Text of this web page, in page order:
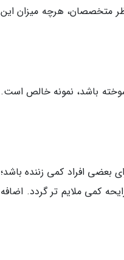
متخصصان، هرچه میزان این
باشد، نمونه خالص است.
بعضی افراد کمی زننده باشد؛
کمی ملایم تر گردد. اضافه